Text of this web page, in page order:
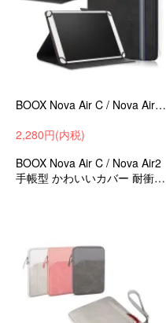
BOOX Nova Air C / Nova Air2 7.8インチ カラー電子ペーパー タブレットケース カバー PUレザー ペン収納 ケース 手帳型 かわいいケース/カバー
2,280円(内税)
BOOX Nova Air C / Nova Air2
手帳型 かわいいカバー 耐衝撃